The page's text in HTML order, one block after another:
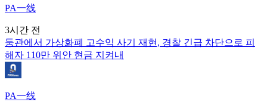
PA一线
3시간 전
둥관에서 가상화폐 고수익 사기 재현, 경찰 긴급 차단으로 피
해자 110만 위안 현금 지켜내
PA一线